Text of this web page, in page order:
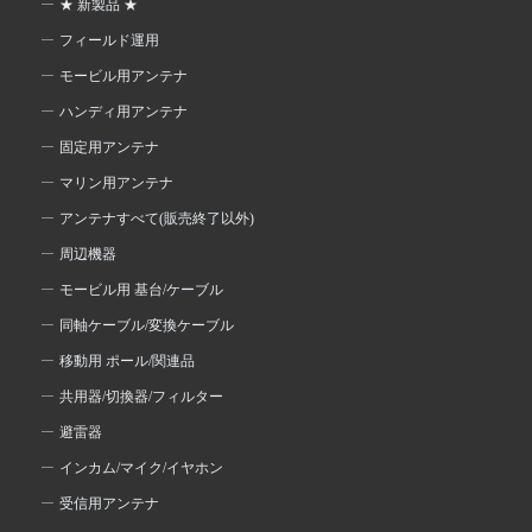
★ 新製品 ★
フィールド運用
モービル用アンテナ
ハンディ用アンテナ
固定用アンテナ
マリン用アンテナ
アンテナすべて(販売終了以外)
周辺機器
モービル用 基台/ケーブル
同軸ケーブル/変換ケーブル
移動用 ポール/関連品
共用器/切換器/フィルター
避雷器
インカム/マイク/イヤホン
受信用アンテナ